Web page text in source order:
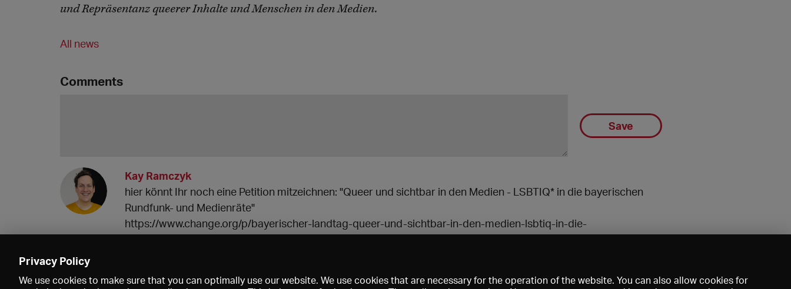
und Repräsentanz queerer Inhalte und Menschen in den Medien.
All news
Comments
Save
Kay Ramczyk
hier könnt Ihr noch eine Petition mitzeichnen: "Queer und sichtbar in den Medien - LSBTIQ* in die bayerischen
Rundfunk- und Medienräte"
https://www.change.org/p/bayerischer-landtag-queer-und-sichtbar-in-den-medien-lsbtiq-in-die-
Privacy Policy
We use cookies to make sure that you can optimally use our website. We use cookies that are necessary for the operation of the website. You can also allow cookies for